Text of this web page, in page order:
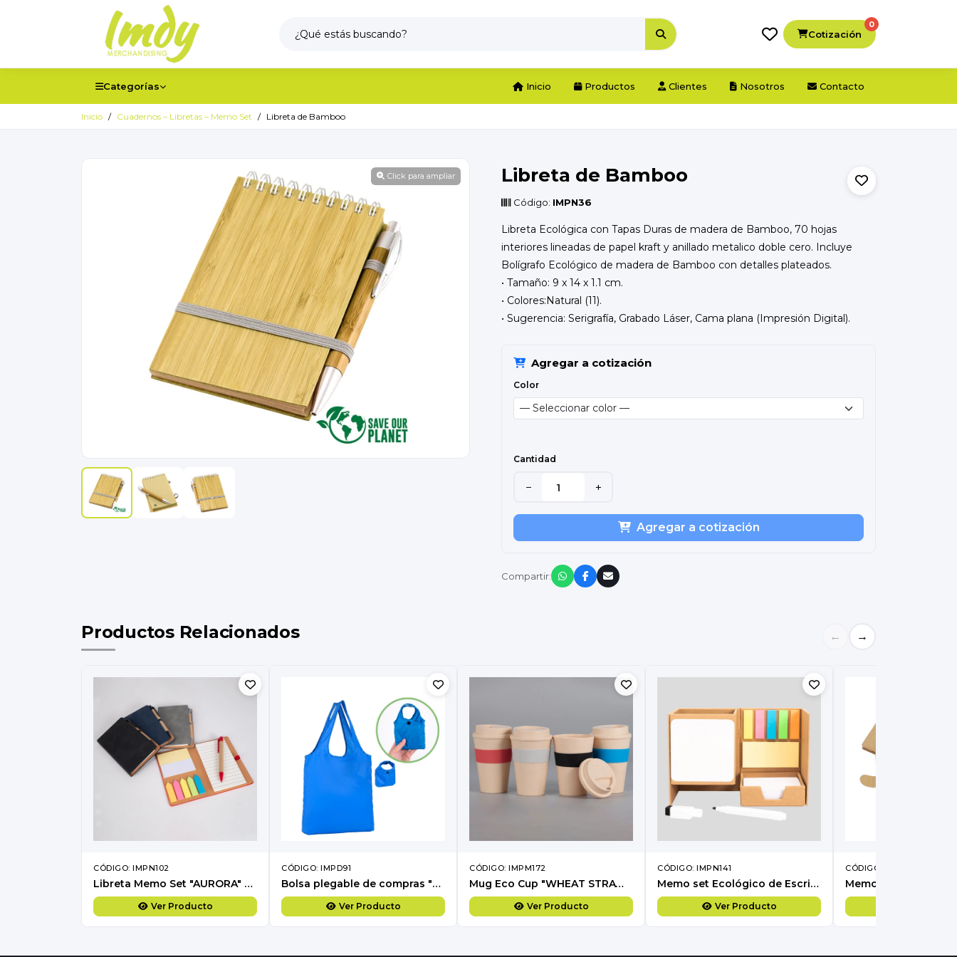
Cotización
0
Categorías Inicio Productos Clientes Nosotros Contacto
Inicio Cuadernos – Libretas – Memo Set Libreta de Bamboo
Click para ampliar Libreta de Bamboo
Código: IMPN36
Libreta Ecológica con Tapas Duras de madera de Bamboo, 70 hojas
interiores lineadas de papel kraft y anillado metalico doble cero. Incluye
Bolígrafo Ecológico de madera de Bamboo con detalles plateados.
• Tamaño: 9 x 14 x 1.1 cm.
• Colores:Natural (11).
• Sugerencia: Serigrafía, Grabado Láser, Cama plana (Impresión Digital).
Agregar a cotización
Color
Cantidad
− +
Agregar a cotización
Compartir:
Productos Relacionados ← →
CÓDIGO: IMPN102
Libreta Memo Set "AURORA" de Eco-Cuero, con Bolígrafo.
Ver Producto
CÓDIGO: IMPD91
Bolsa plegable de compras "ROOM"
Ver Producto
CÓDIGO: IMPM172
Mug Eco Cup "WHEAT STRAW" 355cc con banda silicona
Ver Producto
CÓDIGO: IMPN141
Memo set Ecológico de Escritorio "RIGUS".
Ver Producto
CÓDIGO: IMPN63
Memo Set Ecológico